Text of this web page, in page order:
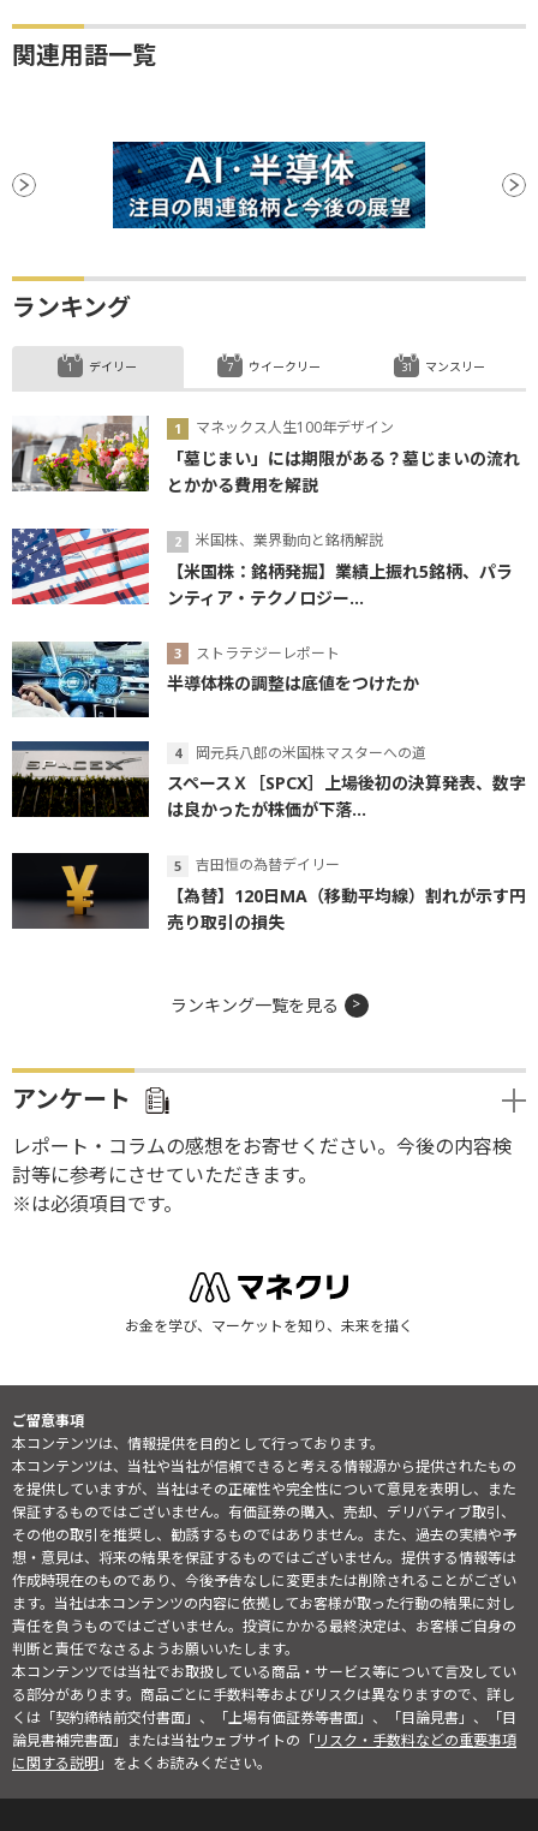
関連用語一覧
ランキング
デイリー
マネックス人生100年デザイン
「墓じまい」には期限がある？墓じまいの流れ
とかかる費用を解説
米国株、業界動向と銘柄解説
【米国株：銘柄発掘】業績上振れ5銘柄、パラ
ンティア・テクノロジー...
ストラテジーレポート
半導体株の調整は底値をつけたか
岡元兵八郎の米国株マスターへの道
スペースＸ［SPCX］上場後初の決算発表、数字
は良かったが株価が下落...
吉田恒の為替デイリー
【為替】120日MA（移動平均線）割れが示す円
売り取引の損失
ウイークリー マンスリー
ランキング一覧を見る
アンケート
レポート・コラムの感想をお寄せください。今後の内容検
討等に参考にさせていただきます。
※は必須項目です。
お金を学び、マーケットを知り、未来を描く
ご留意事項
本コンテンツは、情報提供を目的として行っております。
本コンテンツは、当社や当社が信頼できると考える情報源から提供されたもの
を提供していますが、当社はその正確性や完全性について意見を表明し、また
保証するものではございません。有価証券の購入、売却、デリバティブ取引、
その他の取引を推奨し、勧誘するものではありません。また、過去の実績や予
想・意見は、将来の結果を保証するものではございません。提供する情報等は
作成時現在のものであり、今後予告なしに変更または削除されることがござい
ます。当社は本コンテンツの内容に依拠してお客様が取った行動の結果に対し
責任を負うものではございません。投資にかかる最終決定は、お客様ご自身の
判断と責任でなさるようお願いいたします。
本コンテンツでは当社でお取扱している商品・サービス等について言及してい
る部分があります。商品ごとに手数料等およびリスクは異なりますので、詳し
くは「契約締結前交付書面」、「上場有価証券等書面」、「目論見書」、「目
論見書補完書面」または当社ウェブサイトの「リスク・手数料などの重要事項
に関する説明」をよくお読みください。